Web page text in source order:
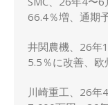
66.4％増、通期
井関農機、26年
5.5％に改善、
川崎重工、26